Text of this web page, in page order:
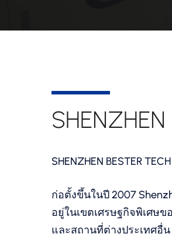
SHENZHEN BESTER
ก่อตั้งขึ้นในปี 2007
อยู่ในเขตเศรษฐกิจพิเศษข
และสถานที่ต่างประเทศอื่น